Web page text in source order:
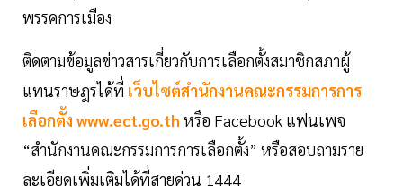
พรรคการเมือง
ติดตามข้อมูลข่าวสารเกี่ยวกับการเลือกตั้งสมาชิกสภาผู้
แทนราษฎรได้ที่ เว็บไซต์สำนักงานคณะกรรมการการ
เลือกตั้ง www.ect.go.th หรือ Facebook แฟนเพจ
“สำนักงานคณะกรรมการการเลือกตั้ง” หรือสอบถามราย
ละเอียดเพิ่มเติมได้ที่สายด่วน 1444